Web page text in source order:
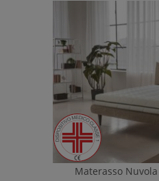
Materasso